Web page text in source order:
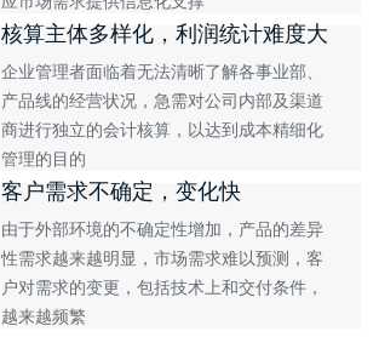
核算主体多样化，利润统计难度大
企业管理者面临着无法清晰了解各事业部、
产品线的经营状况，急需对公司内部及渠道
商进行独立的会计核算，以达到成本精细化
管理的目的
客户需求不确定，变化快
由于外部环境的不确定性增加，产品的差异
性需求越来越明显，市场需求难以预测，客
户对需求的变更，包括技术上和交付条件，
越来越频繁